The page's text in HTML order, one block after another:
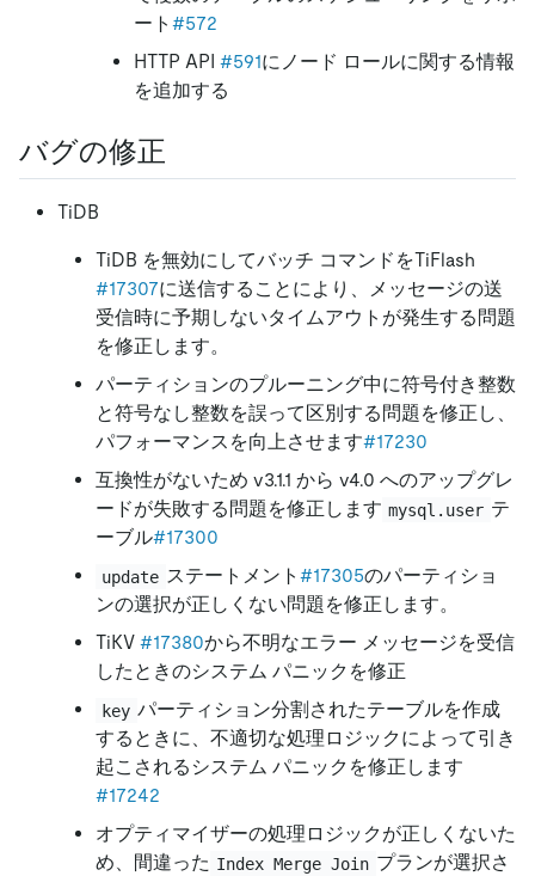
ート #572
HTTP API #591にノード ロールに関する情報
を追加する
バグの修正
TiDB
TiDB を無効にしてバッチ コマンドをTiFlash
#17307に送信することにより、メッセージの送
受信時に予期しないタイムアウトが発生する問題
を修正します。
パーティションのプルーニング中に符号付き整数
と符号なし整数を誤って区別する問題を修正し、
パフォーマンスを向上させます#17230
互換性がないため v3.1.1 から v4.0 へのアップグレ
ードが失敗する問題を修正します mysql.user テ
ーブル#17300
update ステートメント #17305のパーティショ
ンの選択が正しくない問題を修正します。
TiKV #17380から不明なエラー メッセージを受信
したときのシステム パニックを修正
key パーティション分割されたテーブルを作成
するときに、不適切な処理ロジックによって引き
起こされるシステム パニックを修正します
#17242
オプティマイザーの処理ロジックが正しくないた
め、間違った Index Merge Join プランが選択さ